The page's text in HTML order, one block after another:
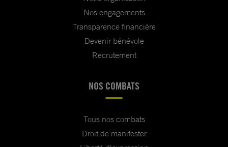
Nos engagements
Transparence financière
Devenir bénévole
Recrutement
NOS COMBATS
Tous nos combats
Droit de manifester